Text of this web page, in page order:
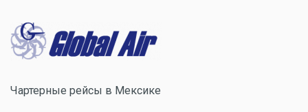
Чартерные рейсы в Мексике